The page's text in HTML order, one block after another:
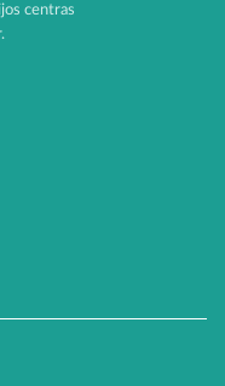
centras